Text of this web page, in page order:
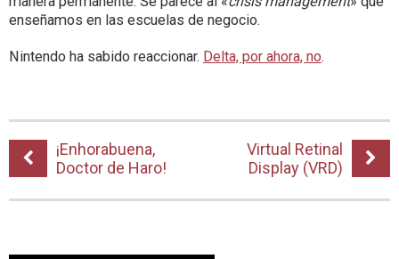
enseñamos en las escuelas de negocio.
Nintendo ha sabido reaccionar. Delta, por ahora, no.
¡Enhorabuena,
Doctor de Haro!
Virtual Retinal
Display (VRD)